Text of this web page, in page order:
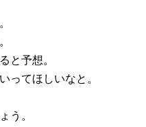
と予想。
ってほしいなと。
う。